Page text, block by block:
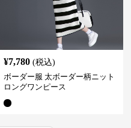
¥7,780 (税込)
ボーダー服 太ボーダー柄ニット
ロングワンピース